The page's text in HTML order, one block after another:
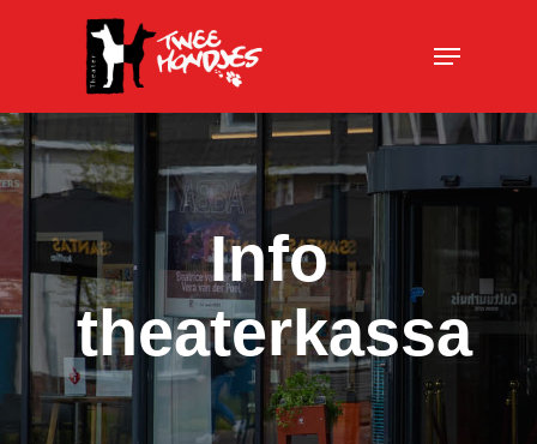
Info
theaterkassa